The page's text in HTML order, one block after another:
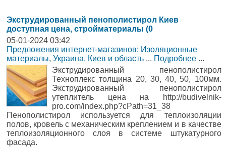
Экструдированный пенополистирол Киев
доступная цена, стройматериалы (0
05-01-2024 03:42
Предложения интернет-магазинов: Изоляционные
материалы, Украина, Киев и область ... Подробнее ...
Экструдированный пенополистирол
Техноплекс толщина 20, 30, 40, 50, 100мм.
Экструдированный пенополистирол
утеплитель цена на http://budivelnik-
pro.com/index.php?cPath=31_38
Пенополистирол используется для теплоизоляции
полов, кровель с механическим креплением и в качестве
теплоизоляционного слоя в системе штукатурного
фасада.